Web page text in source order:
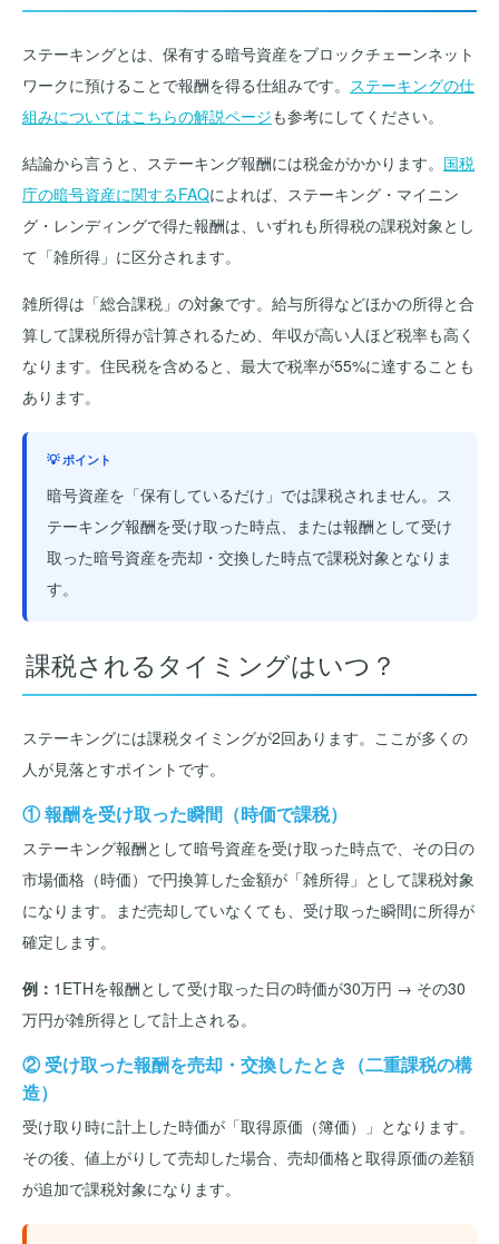
ステーキングとは、保有する暗号資産をブロックチェーンネット
ワークに預けることで報酬を得る仕組みです。 ステーキングの仕
組みについてはこちらの解説ページも参考にしてください。
結論から言うと、ステーキング報酬には税金がかかります。 国税
庁の暗号資産に関するFAQによれば、ステーキング・マイニン
グ・レンディングで得た報酬は、いずれも所得税の課税対象とし
て「雑所得」に区分されます。
雑所得は「総合課税」の対象です。給与所得などほかの所得と合
算して課税所得が計算されるため、年収が高い人ほど税率も高く
なります。住民税を含めると、最大で税率が55%に達することも
あります。
💡 ポイント
暗号資産を「保有しているだけ」では課税されません。ス
テーキング報酬を受け取った時点、または報酬として受け
取った暗号資産を売却・交換した時点で課税対象となりま
す。
課税されるタイミングはいつ？
ステーキングには課税タイミングが2回あります。ここが多くの
人が見落とすポイントです。
① 報酬を受け取った瞬間（時価で課税）
ステーキング報酬として暗号資産を受け取った時点で、その日の
市場価格（時価）で円換算した金額が「雑所得」として課税対象
になります。まだ売却していなくても、受け取った瞬間に所得が
確定します。
例： 1ETHを報酬として受け取った日の時価が30万円 → その30
万円が雑所得として計上される。
② 受け取った報酬を売却・交換したとき（二重課税の構
造）
受け取り時に計上した時価が「取得原価（簿価）」となります。
その後、値上がりして売却した場合、売却価格と取得原価の差額
が追加で課税対象になります。